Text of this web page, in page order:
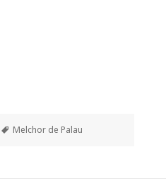
Etiquetas
Melchor de Palau